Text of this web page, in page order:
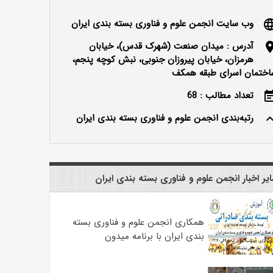
وب سایت انجمن علوم و فناوری بسته بندی ایران
آدرس : میدان صنعت (شهرک قدس)، خیابان
هرمزان، خیابان پیروزان جنوبی، نبش کوچه پنجم،
اسرای طبقه همکف
تعداد مطالب : 68
keyboard_arrow_up
رتبه‌بندی انجمن علوم و فناوری بسته بندی ایران
اخبار انجمن علوم و فناوری بسته بندی ایران
همکاری انجمن علوم و فناوری بسته
بندی ایران با برنامه میدون